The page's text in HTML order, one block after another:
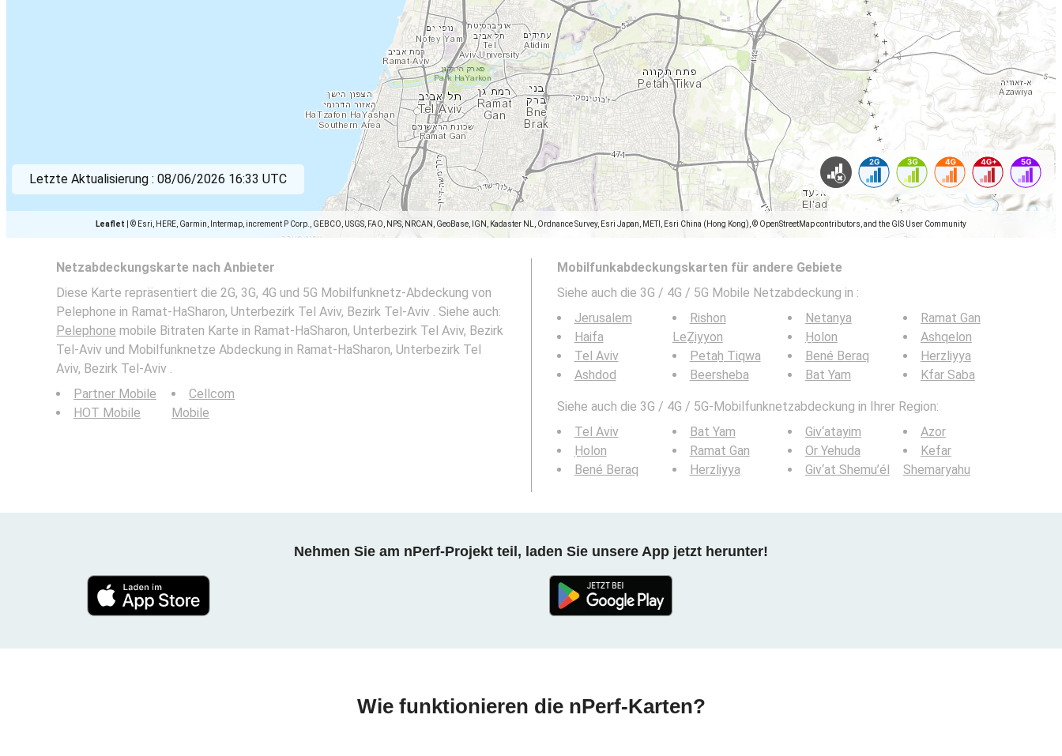
Leaflet © Esri, HERE, Garmin, Intermap, increment P Corp., GEBCO, USGS, FAO, NPS, NRCAN, GeoBase, IGN, Kadaster NL, Ordnance Survey, Esri Japan, METI, Esri China (Hong Kong), © OpenStreetMap contributors, and the GIS User Community
Letzte Aktualisierung : 08/06/2026 16:33 UTC
Netzabdeckungskarte nach Anbieter
Diese Karte repräsentiert die 2G, 3G, 4G und 5G Mobilfunknetz-Abdeckung von
Pelephone in Ramat-HaSharon, Unterbezirk Tel Aviv, Bezirk Tel-Aviv . Siehe auch:
Pelephone mobile Bitraten Karte in Ramat-HaSharon, Unterbezirk Tel Aviv, Bezirk
Tel-Aviv und Mobilfunknetze Abdeckung in Ramat-HaSharon, Unterbezirk Tel
Aviv, Bezirk Tel-Aviv .
Partner Mobile
HOT Mobile
Cellcom
Mobile
Mobilfunkabdeckungskarten für andere Gebiete
Siehe auch die 3G / 4G / 5G Mobile Netzabdeckung in :
Jerusalem
Haifa
Tel Aviv
Ashdod
Rishon
LeẔiyyon
Petaẖ Tiqwa
Beersheba
Netanya
H̱olon
Bené Beraq
Bat Yam
Ramat Gan
Ashqelon
Herzliyya
Kfar Saba
Siehe auch die 3G / 4G / 5G-Mobilfunknetzabdeckung in Ihrer Region:
Tel Aviv
H̱olon
Bené Beraq
Bat Yam
Ramat Gan
Herzliyya
Giv‘atayim
Or Yehuda
Giv‘at Shemu’él
Azor
Kefar
Shemaryahu
Nehmen Sie am nPerf-Projekt teil, laden Sie unsere App jetzt herunter!
Wie funktionieren die nPerf-Karten?